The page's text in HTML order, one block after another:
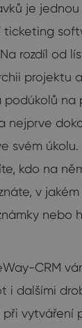
je jednou
ticketing
rozdíl od
projektu
podúkolů na
nejprve
svém úkolu.
kdo na
v jakém
nebo
CRM
i dalšími
vytváření